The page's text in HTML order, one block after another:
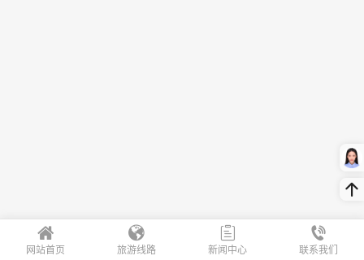
网站首页 旅游线路 新闻中心 联系我们